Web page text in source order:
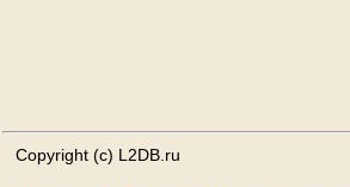
Copyright (c) L2DB.ru